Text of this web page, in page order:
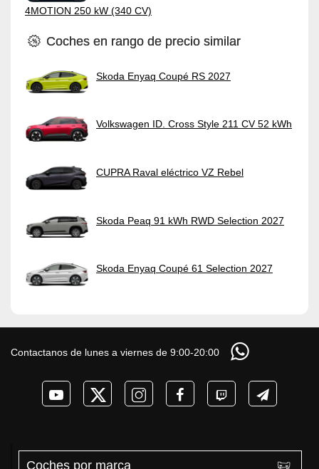
4MOTION 250 kW (340 CV)
Coches en rango de precio similar
Skoda Enyaq Coupé RS 2027
Volkswagen ID. Cross Style 211 CV 52 kWh
CUPRA Raval eléctrico VZ Rebel
Skoda Peaq 91 kWh RWD Selection 2027
Skoda Enyaq Coupé 61 Selection 2027
Contactanos de lunes a viernes de 9:00-20:00
Coches por marca